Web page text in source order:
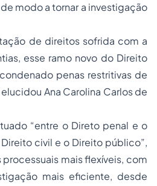
modo a tornar a investigação
de direitos sofrida com a
esse ramo novo do Direito
penas restritivas de
Ana Carolina Carlos de
“entre o Direto penal e o
civil e o Direito público”,
mais flexíveis, com
mais eficiente, desde